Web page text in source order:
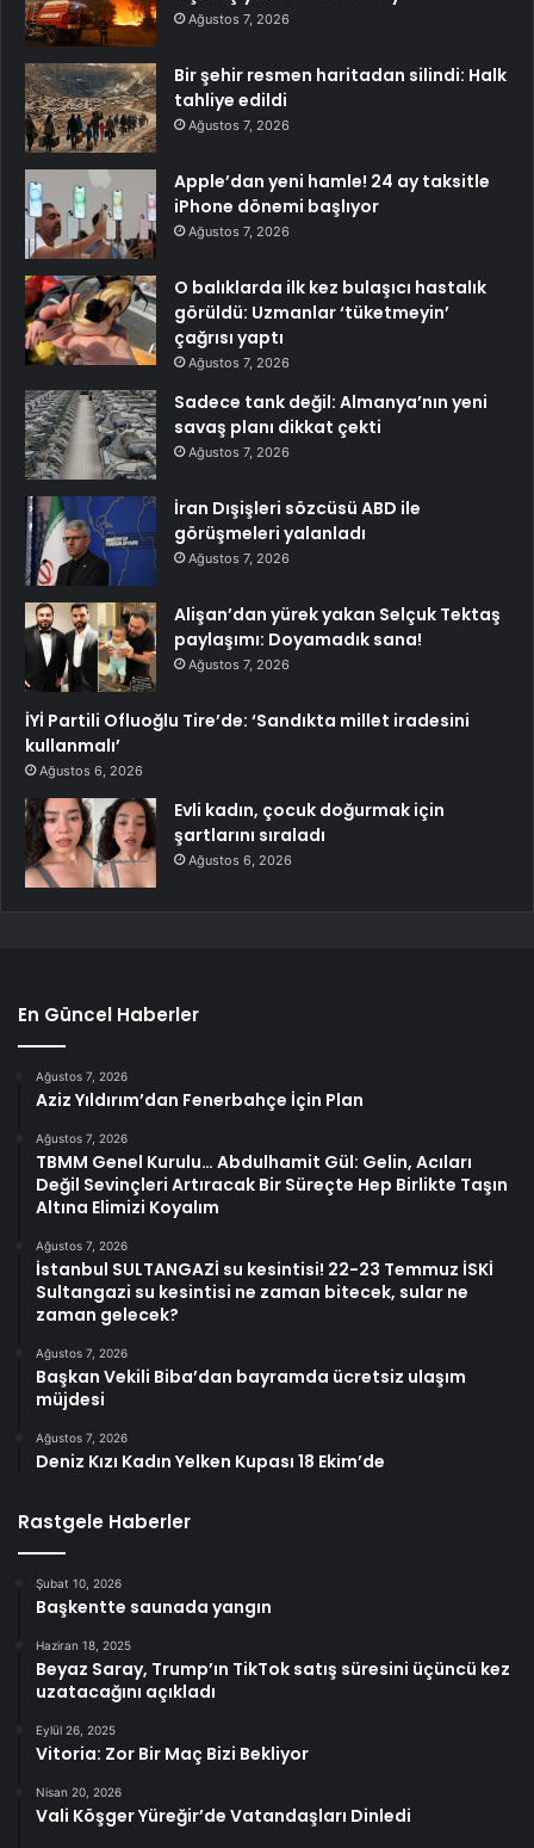
Ağustos 7, 2026
Bir şehir resmen haritadan silindi: Halk
tahliye edildi
Ağustos 7, 2026
Apple’dan yeni hamle! 24 ay taksitle
iPhone dönemi başlıyor
Ağustos 7, 2026
O balıklarda ilk kez bulaşıcı hastalık
görüldü: Uzmanlar ‘tüketmeyin’
çağrısı yaptı
Ağustos 7, 2026
Sadece tank değil: Almanya’nın yeni
savaş planı dikkat çekti
Ağustos 7, 2026
İran Dışişleri sözcüsü ABD ile
görüşmeleri yalanladı
Ağustos 7, 2026
Alişan’dan yürek yakan Selçuk Tektaş
paylaşımı: Doyamadık sana!
Ağustos 7, 2026
İYİ Partili Ofluoğlu Tire’de: ‘Sandıkta millet iradesini
kullanmalı’
Ağustos 6, 2026
Evli kadın, çocuk doğurmak için
şartlarını sıraladı
Ağustos 6, 2026
En Güncel Haberler
Ağustos 7, 2026
Aziz Yıldırım’dan Fenerbahçe İçin Plan
Ağustos 7, 2026
TBMM Genel Kurulu… Abdulhamit Gül: Gelin, Acıları
Değil Sevinçleri Artıracak Bir Süreçte Hep Birlikte Taşın
Altına Elimizi Koyalım
Ağustos 7, 2026
İstanbul SULTANGAZİ su kesintisi! 22-23 Temmuz İSKİ
Sultangazi su kesintisi ne zaman bitecek, sular ne
zaman gelecek?
Ağustos 7, 2026
Başkan Vekili Biba’dan bayramda ücretsiz ulaşım
müjdesi
Ağustos 7, 2026
Deniz Kızı Kadın Yelken Kupası 18 Ekim’de
Rastgele Haberler
Şubat 10, 2026
Başkentte saunada yangın
Haziran 18, 2025
Beyaz Saray, Trump’ın TikTok satış süresini üçüncü kez
uzatacağını açıkladı
Eylül 26, 2025
Vitoria: Zor Bir Maç Bizi Bekliyor
Nisan 20, 2026
Vali Köşger Yüreğir’de Vatandaşları Dinledi